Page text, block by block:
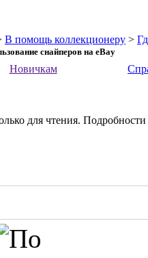
В помощь коллекционеру >
снайперов на eBay
Новичкам
для чтения.